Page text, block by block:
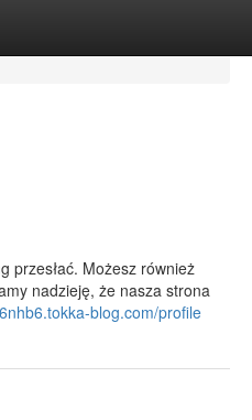
przesłać. Możesz również
nadzieję, że nasza strona
blog.com/profile